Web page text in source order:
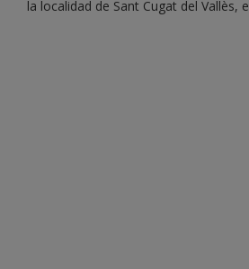
la localidad de Sant Cugat del Vallès,